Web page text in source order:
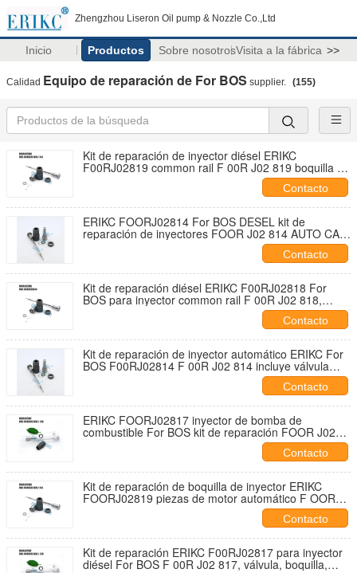
Zhengzhou Liseron Oil pump & Nozzle Co.,Ltd
Inicio Productos Sobre nosotrosVisita a la fábrica >>
Calidad Equipo de reparación de For BOS supplier. (155)
Kit de reparación de inyector diésel ERIKC
F00RJ02819 common rail F 00R J02 819 boquilla de
Contacto
ERIKC FOORJ02814 For BOS DESEL kit de
reparación de inyectores FOOR J02 814 AUTO CAR
válvula de boquilla de la tapa para 0 445 120 011
Contacto
Kit de reparación diésel ERIKC F00RJ02818 For
BOS para inyector common rail F 00R J02 818,
Contacto
Kit de reparación de inyector automático ERIKC For
BOS F00RJ02814 F 00R J02 814 incluye válvula
diésel, boquilla y tapa para 0445120011
Contacto
ERIKC FOORJ02817 inyector de bomba de
combustible For BOS kit de reparación FOOR J02
817 boquilla de válvula CAP para 0445120030
Contacto
Kit de reparación de boquilla de inyector ERIKC
FOORJ02819 piezas de motor automático F OOR
Contacto
Kit de reparación ERIKC F00RJ02817 para inyector
diésel For BOS F 00R J02 817, válvula, boquilla,